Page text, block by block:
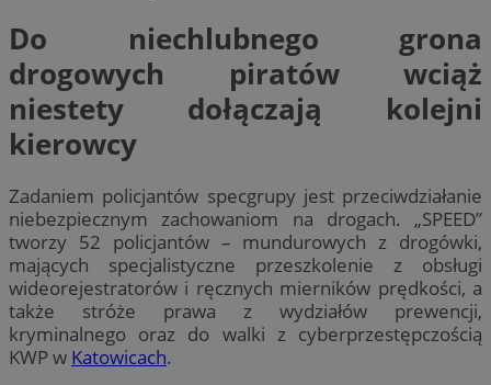
Do niechlubnego grona
drogowych piratów wciąż
niestety dołączają kolejni
kierowcy
Zadaniem policjantów specgrupy jest przeciwdziałanie
niebezpiecznym zachowaniom na drogach. „SPEED”
tworzy 52 policjantów – mundurowych z drogówki,
mających specjalistyczne przeszkolenie z obsługi
wideorejestratorów i ręcznych mierników prędkości, a
także stróże prawa z wydziałów prewencji,
kryminalnego oraz do walki z cyberprzestępczością
KWP w Katowicach.